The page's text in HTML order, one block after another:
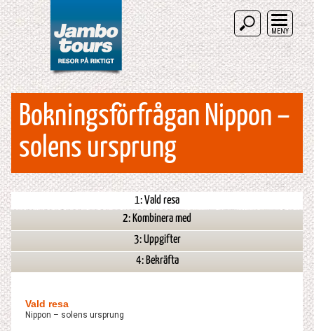
MENY
Bokningsförfrågan Nippon –
solens ursprung
1: Vald resa
2: Kombinera med
3: Uppgifter
4: Bekräfta
Vald resa
Nippon – solens ursprung